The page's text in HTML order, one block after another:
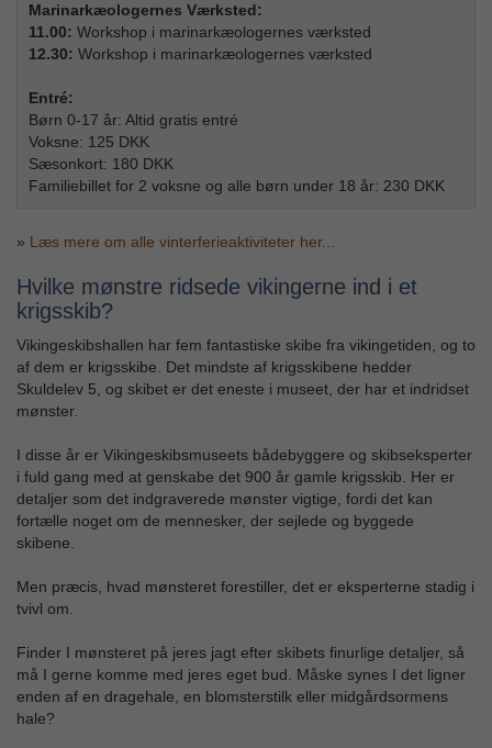
Marinarkæologernes Værksted:
11.00: Workshop i marinarkæologernes værksted
12.30: Workshop i marinarkæologernes værksted
Entré:
Børn 0-17 år: Altid gratis entré
Voksne: 125 DKK
Sæsonkort: 180 DKK
Familiebillet for 2 voksne og alle børn under 18 år: 230 DKK
» Læs mere om alle vinterferieaktiviteter her...
Hvilke mønstre ridsede vikingerne ind i et
krigsskib?
Vikingeskibshallen har fem fantastiske skibe fra vikingetiden, og to
af dem er krigsskibe. Det mindste af krigsskibene hedder
Skuldelev 5, og skibet er det eneste i museet, der har et indridset
mønster.
I disse år er Vikingeskibsmuseets bådebyggere og skibseksperter
i fuld gang med at genskabe det 900 år gamle krigsskib. Her er
detaljer som det indgraverede mønster vigtige, fordi det kan
fortælle noget om de mennesker, der sejlede og byggede
skibene.
Men præcis, hvad mønsteret forestiller, det er eksperterne stadig i
tvivl om.
Finder I mønsteret på jeres jagt efter skibets finurlige detaljer, så
må I gerne komme med jeres eget bud. Måske synes I det ligner
enden af en dragehale, en blomsterstilk eller midgårdsormens
hale?